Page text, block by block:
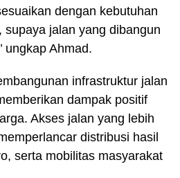
dengan kebutuhan
supaya jalan yang dibangun
ungkap Ahmad.
infrastruktur jalan
dampak positif
Akses jalan yang lebih
distribusi hasil
serta mobilitas masyarakat